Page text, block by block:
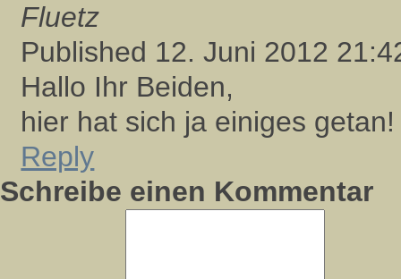
Fluetz
Published 12. Juni 2012
Hallo Ihr Beiden,
hier hat sich ja einiges
Reply
Schreibe einen Kommentar